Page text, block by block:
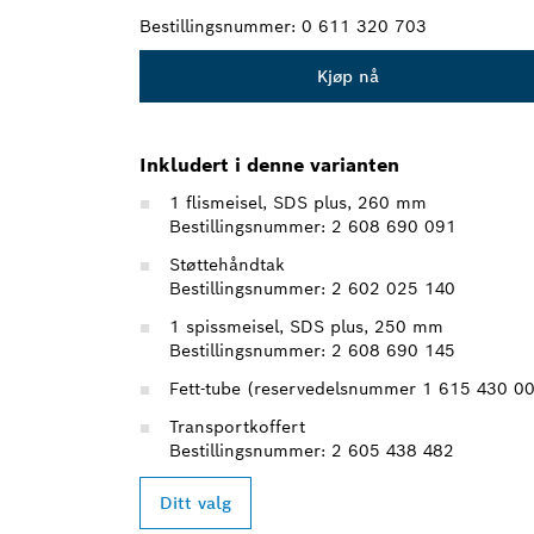
Bestillingsnummer: 0 611 320 703
Kjøp nå
Inkludert i denne varianten
1 flismeisel, SDS plus, 260 mm
Bestillingsnummer: 2 608 690 091
Støttehåndtak
Bestillingsnummer: 2 602 025 140
1 spissmeisel, SDS plus, 250 mm
Bestillingsnummer: 2 608 690 145
Fett-tube (reservedelsnummer 1 615 430
Transportkoffert
Bestillingsnummer: 2 605 438 482
Ditt valg